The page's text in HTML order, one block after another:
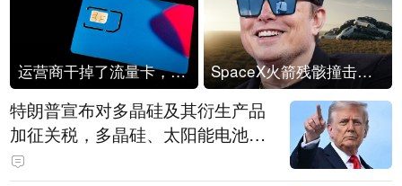
运营商干掉了流量卡，他们真的玩不起了 SpaceX火箭残骸撞击月球
特朗普宣布对多晶硅及其衍生产品
加征关税，多晶硅、太阳能电池等
设置最低进口价格